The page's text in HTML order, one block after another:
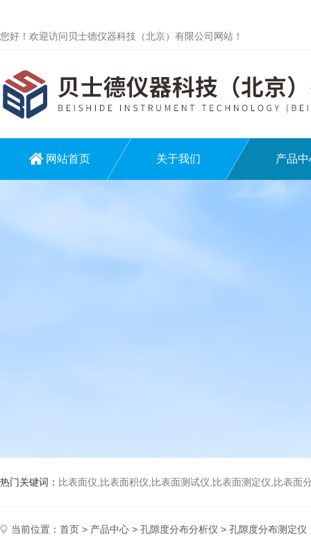
您好！欢迎访问贝士德仪器科技（北京）有限公司网站！
网站首页 关于我们 产品中
热门关键词： 比表面仪,比表面积仪,比表面测试仪,比表面测定仪,比表面分析仪,比表
当前位置： 首页 > 产品中心 > 孔隙度分布分析仪 > 孔隙度分布测定仪